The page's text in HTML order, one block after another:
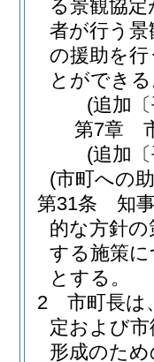
る景観協
者が行う
の援助を
とができ
(追加
第7章
(追加
(市町への
第31条
知
的な方針
する施策
とする。
2
市町長は
定および
形成のた